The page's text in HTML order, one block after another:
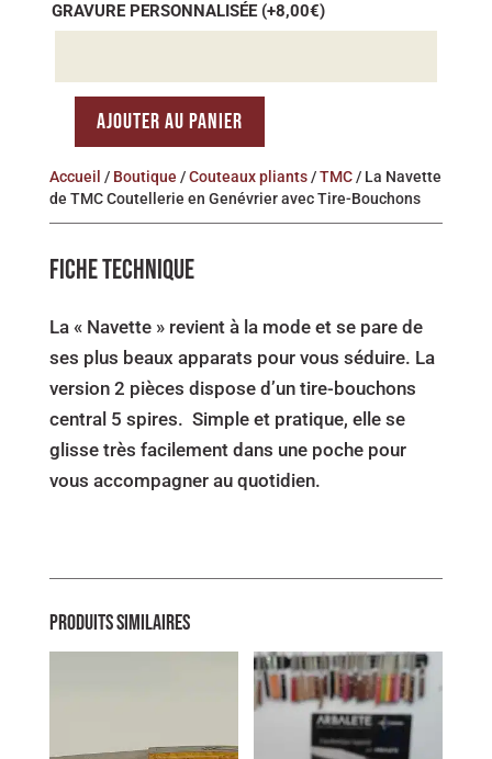
GRAVURE PERSONNALISÉE (+8,00€)
QUANTITÉ
LA
NAVETTE
TMC
GENÉVRIER
AVEC
TIRE-
BOUCHONS
AJOUTER AU PANIER
Accueil / Boutique /Couteaux pliants/TMC/ La Navette
de TMC Coutellerie en Genévrier avec Tire-Bouchons
FICHE TECHNIQUE
La « Navette » revient à la mode et se pare de
ses plus beaux apparats pour vous séduire. La
version 2 pièces dispose d’un tire-bouchons
central 5 spires. Simple et pratique, elle se
glisse très facilement dans une poche pour
vous accompagner au quotidien.
Produits similaires